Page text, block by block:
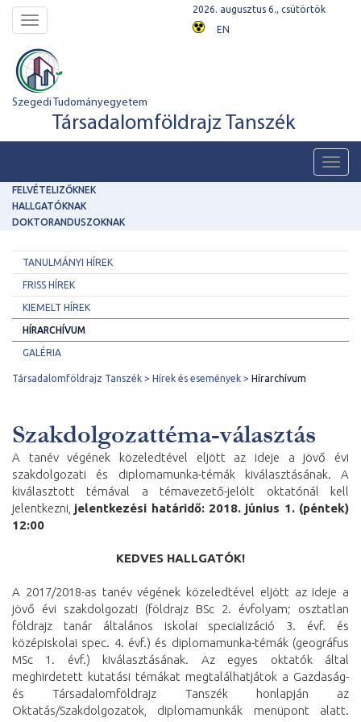
Toggle
navigation
2026. augusztus 6., csütörtök
EN
Szegedi Tudományegyetem
Társadalomföldrajz Tanszék
FELVÉTELIZŐKNEK
HALLGATÓKNAK
DOKTORANDUSZOKNAK
TANULMÁNYI HÍREK
FRISS HÍREK
KIEMELT HÍREK
HÍRARCHÍVUM
GALÉRIA
Társadalomföldrajz Tanszék Hírek és események Hírarchívum
Szakdolgozattéma-választás
A tanév végének közeledtével eljött az ideje a jövő évi
szakdolgozati és diplomamunka-témák kiválasztásának. A
kiválasztott témával a témavezető-jelölt oktatónál kell
jelentkezni, jelentkezési határidő: 2018. június 1. (péntek)
12:00
KEDVES HALLGATÓK!
A 2017/2018-as tanév végének közeledtével eljött az ideje a
jövő évi szakdolgozati (földrajz BSc 2. évfolyam; osztatlan
földrajz tanár általános iskolai specializáció 3. évf. és
középiskolai spec. 4. évf.) és diplomamunka-témák (geográfus
MSc 1. évf.) kiválasztásának. Az egyes oktatók által
meghirdetett kutatási témákat megtalálhatjátok a Gazdaság-
és Társadalomföldrajz Tanszék honlapján az
Oktatás/Szakdolgozatok, diplomamunkák menüpont alatt.